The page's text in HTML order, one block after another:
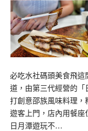
必吃水社碼頭美食飛這
道，由第三代經營的「
打創意邵族風味料理，
遊客上門，店內用餐座
日月潭遊玩不…